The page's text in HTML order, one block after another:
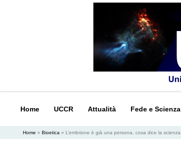
Home UCCR Attualità Fede e Scienza
Home » Bioetica » L’embrione è già una persona, cosa dice la scienza